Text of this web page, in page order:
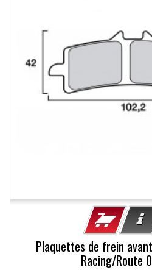
Plaquettes de frein
Racing/Route